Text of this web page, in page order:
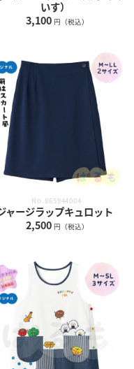
いす）
3,100 円（税込）
No.865944004
ャージラップキュロット
2,500 円（税込）